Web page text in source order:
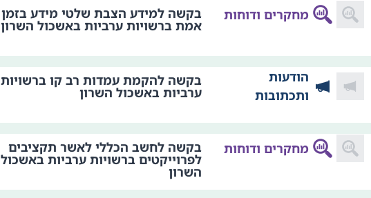
מחקרים ודוחות בקשה למידע הצבת שלטי מידע בזמן
אמת ברשויות ערביות באשכול השרון
הודעות
ותכתובות
בקשה להקמת עמדות רב קו ברשויות
ערביות באשכול השרון
מחקרים ודוחות בקשה לחשב הכללי לאשר תקציבים
לפרוייקטים ברשויות ערביות באשכול
השרון